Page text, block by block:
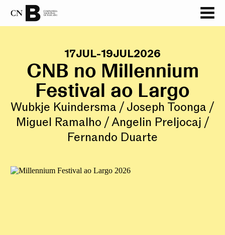
17JUL-19JUL2026
CNB no Millennium
Festival ao Largo
Wubkje Kuindersma / Joseph Toonga /
Miguel Ramalho / Angelin Preljocaj /
Fernando Duarte